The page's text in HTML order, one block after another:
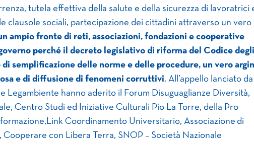
tutela effettiva della salute e della sicurezza di lavoratrici
clausole sociali, partecipazione dei cittadini attraverso un vero
ampio fronte di reti, associazioni, fondazioni e cooperative
perché il decreto legislativo di riforma del Codice degli
semplificazione delle norme e delle procedure, un vero
e di diffusione di fenomeni corruttivi. All’appello lanciato da
Legambiente hanno aderito il Forum Disuguaglianze Diversità,
Centro Studi ed Iniziative Culturali Pio La Torre, della Pro
Coordinamento Universitario, Associazione di
con Libera Terra, SNOP – Società Nazionale